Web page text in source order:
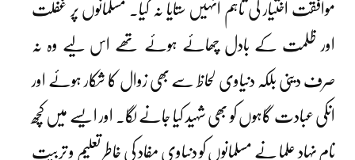
موافقت اختیار کی تاہم انہیں ستایا نہ گیا۔ مسلمانوں پر غفلت
اور ظلمت کے بادل چھائے ہوئے تھے اس لیے وہ نہ
صرف دینی بلکہ دنیاوی لحاظ سے بھی زوال کا شکار ہوئے اور
انکی عبادت گاہوں کو بھی شہید کیا جانے لگا۔ اور ایسے میں کچھ
نام نہاد علما نے مسلمانوں کو دنیاوی مفاد کی خاطر تعلیم و تربیت